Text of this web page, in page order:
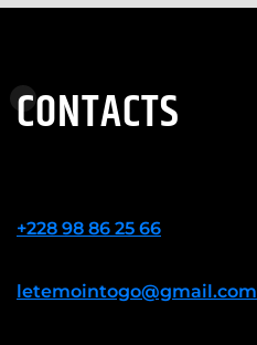
CONTACTS
+228 98 86 25 66
letemointogo@gmail.com